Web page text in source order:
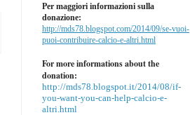
Per maggiori informazioni sulla
donazione:
http://mds78.blogspot.com/2014/09/se-vuoi-
puoi-contribuire-calcio-e-altri.html
For more informations about the
donation:
http://mds78.blogspot.it/2014/08/if-
you-want-you-can-help-calcio-e-
altri.html